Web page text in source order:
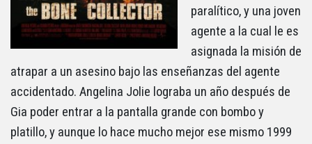
paralítico, y una joven
agente a la cual le es
asignada la misión de
atrapar a un asesino bajo las enseñanzas del agente
accidentado. Angelina Jolie lograba un año después de
Gia poder entrar a la pantalla grande con bombo y
platillo, y aunque lo hace mucho mejor ese mismo 1999